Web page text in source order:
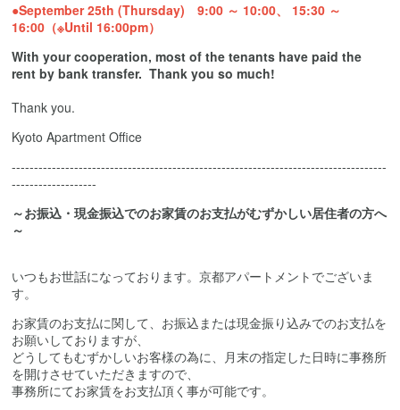
●September 25th (Thursday) 9:00 ～ 10:00、 15:30 ～
16:00（※Until 16:00pm）
With your cooperation, most of the tenants have paid the
rent by bank transfer. Thank you so much!
Thank you.
Kyoto Apartment Office
------------------------------------------------------------------------------------
-------------------
～お振込・現金振込でのお家賃のお支払がむずかしい居住者の方へ
～
いつもお世話になっております。京都アパートメントでございま
す。
お家賃のお支払に関して、お振込または現金振り込みでのお支払を
お願いしておりますが、
どうしてもむずかしいお客様の為に、月末の指定した日時に事務所
を開けさせていただきますので、
事務所にてお家賃をお支払頂く事が可能です。